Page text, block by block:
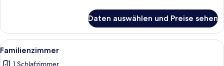
(La
Closerie)
Daten auswählen und Preise sehen
Alle
Fotos
Ein Hotelzimmer mit einem großen
7
Familienzimmer
1 Schlafzimmer